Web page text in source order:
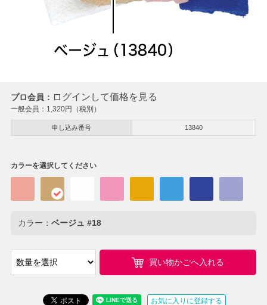
プロ会員： ログインして価格を見る
一般会員： 1,320円（税別）
申し込み番号 13840
カラーを選択してください
カラー： ベージュ #18
買い物かごへ入れる
お気に入りに登録する